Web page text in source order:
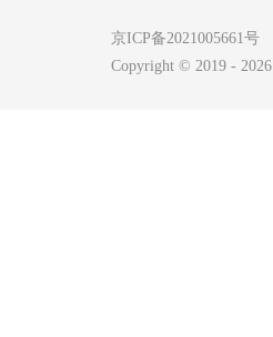
京ICP备2021005661号
Copyright © 2019 - 2026